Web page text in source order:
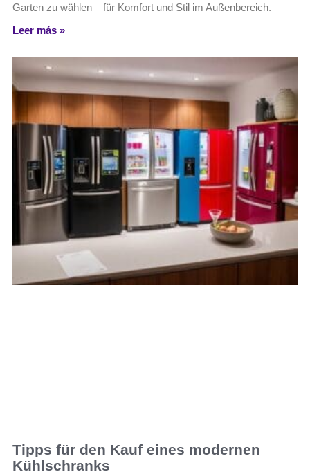
Garten zu wählen – für Komfort und Stil im Außenbereich.
Leer más »
Tipps für den Kauf eines modernen
Kühlschranks